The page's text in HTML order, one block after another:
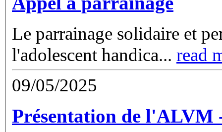
Le parrainage solidaire et
l'adolescent handica... read
09/05/2025
Présentation de l'ALVM